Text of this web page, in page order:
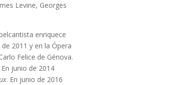
Levine, Georges
enriquece
2011 y en la Ópera
Felice de Génova.
junio de 2014
. En junio de 2016